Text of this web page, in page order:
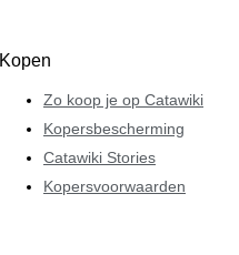
Kopen
Zo koop je op Catawiki
Kopersbescherming
Catawiki Stories
Kopersvoorwaarden